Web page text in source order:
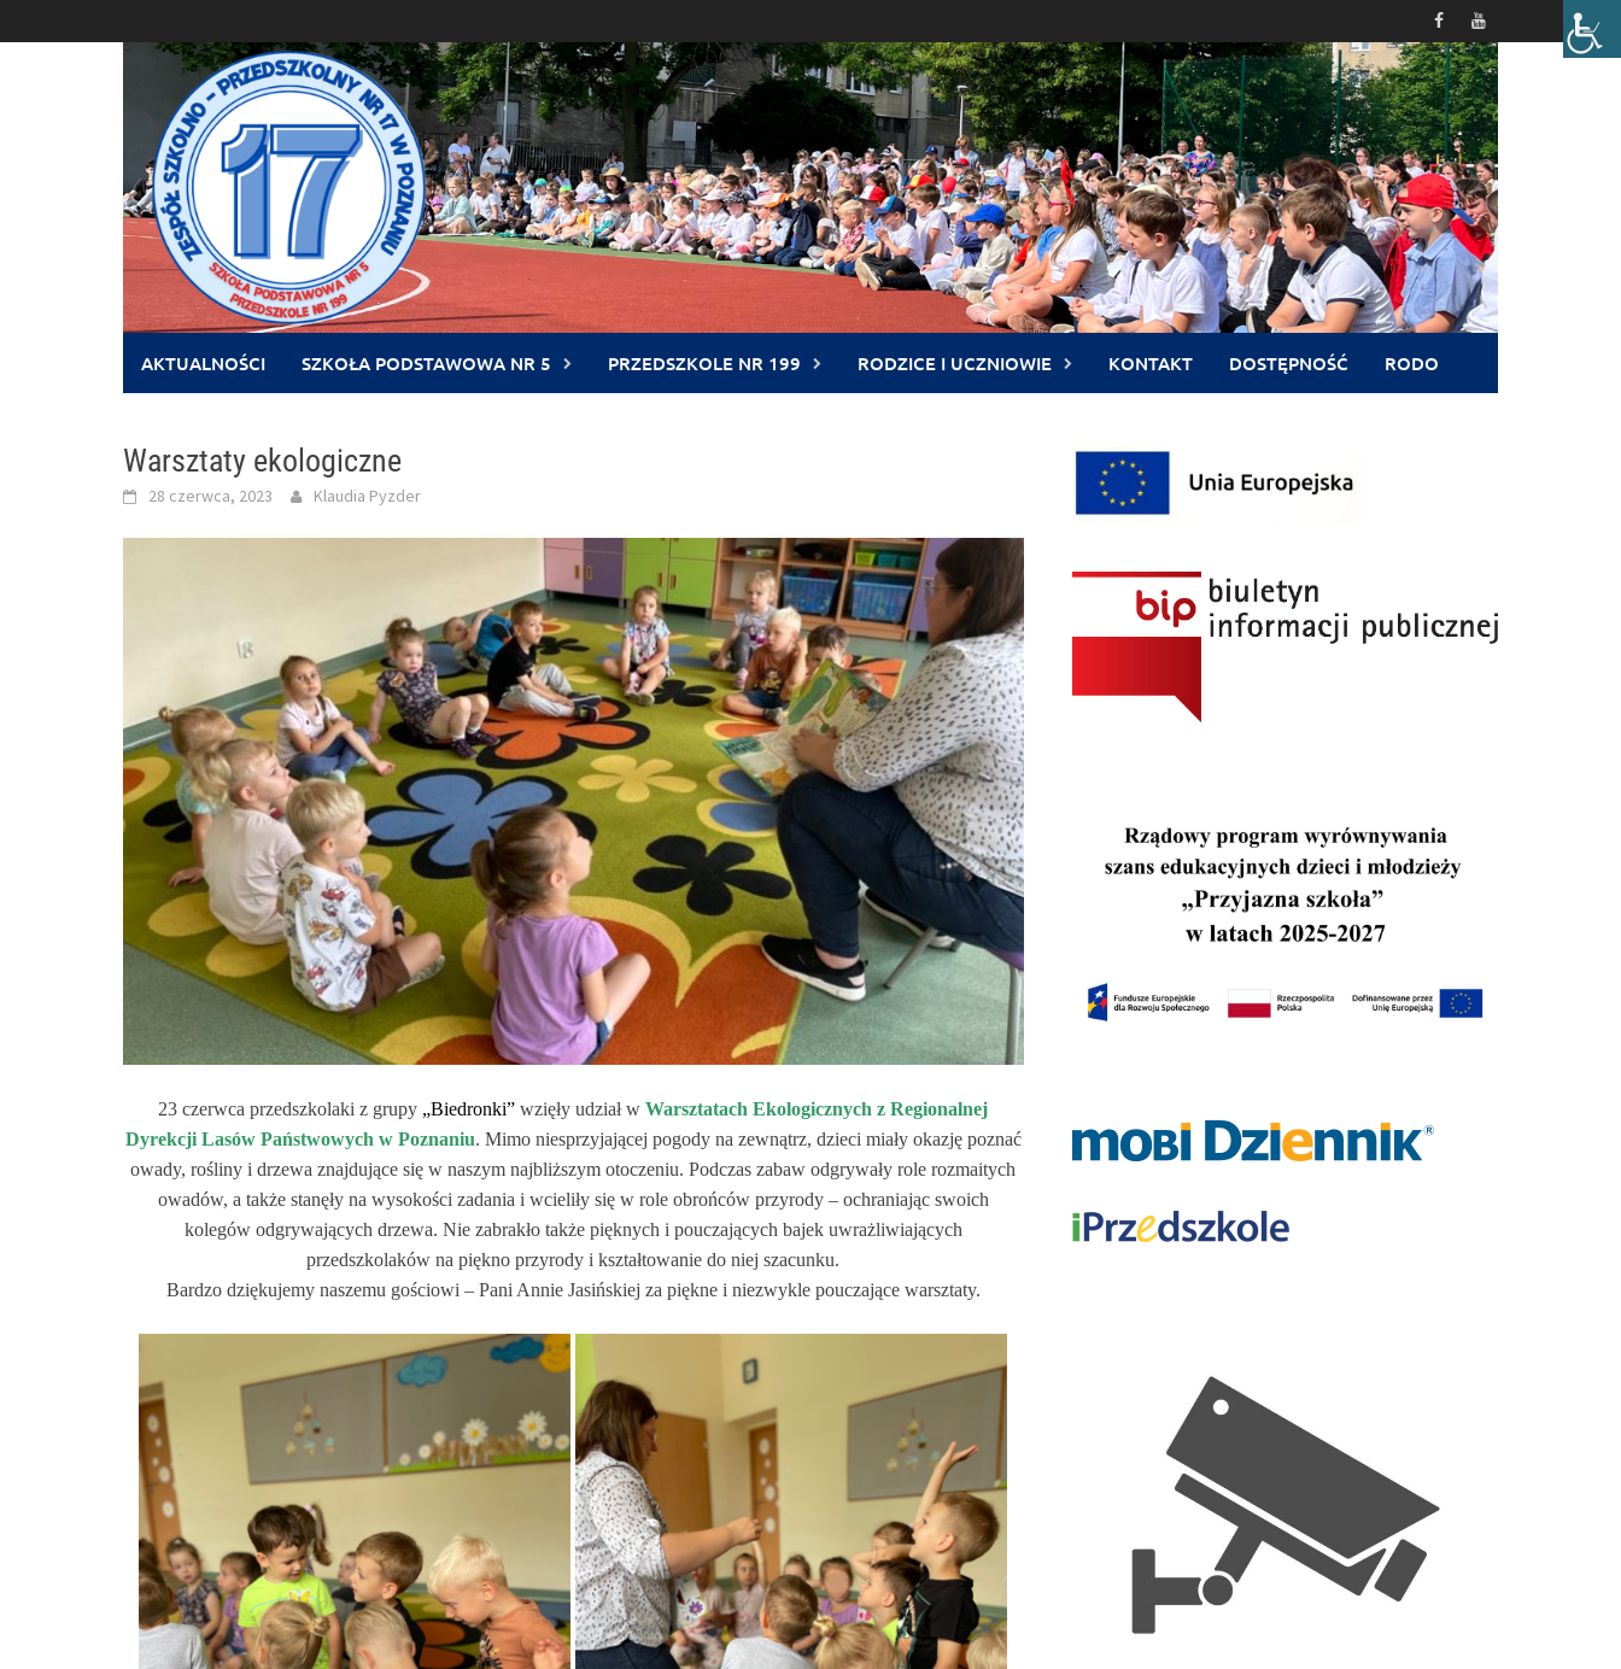
to
AKTUALNOŚCI SZKOŁA PODSTAWOWA NR 5 PRZEDSZKOLE NR 199 RODZICE I UCZNIOWIE KONTAKT DOSTĘPNOŚĆ RODO
Warsztaty ekologiczne
28 czerwca, 2023 Klaudia Pyzder
23 czerwca przedszkolaki z grupy „Biedronki”wzięły udział wWarsztatach Ekologicznych z Regionalnej
Dyrekcji Lasów Państwowych w Poznaniu. Mimo niesprzyjającej pogody na zewnątrz, dzieci miały okazję poznać
owady, rośliny i drzewa znajdujące się w naszym najbliższym otoczeniu. Podczas zabaw odgrywały role rozmaitych
owadów, a także stanęły na wysokości zadania i wcieliły się w role obrońców przyrody – ochraniając swoich
kolegów odgrywających drzewa. Nie zabrakło także pięknych i pouczających bajek uwrażliwiających
przedszkolaków na piękno przyrody i kształtowanie do niej szacunku.
Bardzo dziękujemy naszemu gościowi – Pani Annie Jasińskiej za piękne i niezwykle pouczające warsztaty.